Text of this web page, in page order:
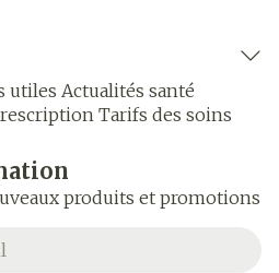
utiles Actualités santé
Tarifs des soins
produits et promotions